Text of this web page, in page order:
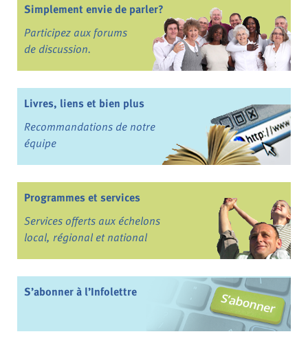
Simplement envie de parler?
Participez aux forums
de discussion.
Livres, liens et bien plus
Recommandations de notre
équipe
Programmes et services
Services offerts aux échelons
local, régional et national
S’abonner à l’Infolettre